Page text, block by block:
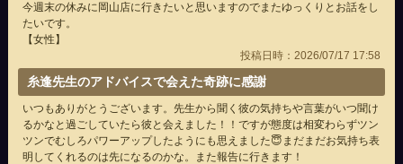
今週末の休みに岡山店に行きたいと思いますのでまたゆっくりとお話をし
たいです。
【女性】
投稿日時：2026/07/17 17:58
糸逢先生のアドバイスで会えた奇跡に感謝
いつもありがとうございます。先生から聞く彼の気持ちや言葉がいつ聞け
るかなと過ごしていたら彼と会えました！！ですが態度は相変わらずツン
ツンでむしろパワーアップしたようにも思えました😇まだまだお気持ち表
明してくれるのは先になるのかな。また報告に行きます！